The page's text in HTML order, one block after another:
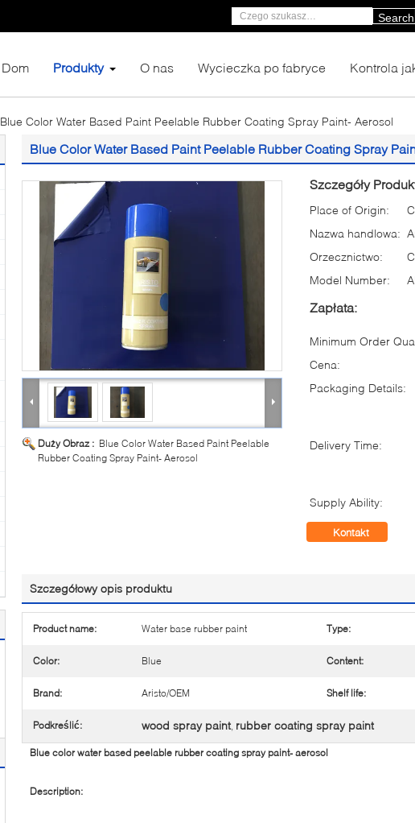
Search
Dom Produkty O nas Wycieczka po fabryce Kontrola
Blue Color Water Based Paint Peelable Rubber Coating Spray Paint- Aerosol
Blue Color Water Based Paint Peelable Rubber Coating Spray
Duży Obraz : Blue Color Water Based Paint Peelable
Rubber Coating Spray Paint- Aerosol
Szczegóły
Place of Origin:
Nazwa handlowa:
Orzecznictwo:
Model Number:
Zapłata:
Minimum Order
Cena:
Packaging Details:
Delivery Time:
Supply Ability:
Kontakt
Szczegółowy opis produktu
Product name: Water base rubber paint Type:
Color: Blue Content:
Brand: Aristo/OEM Shelf life:
Podkreślić: wood spray paint, rubber coating spray paint
Blue color water based peelable rubber coating spray paint- aerosol
Description: